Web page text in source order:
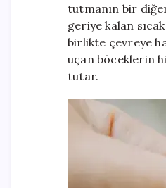
tutmanın bir
geriye kalan
birlikte çevreye
uçan böceklerin
tutar.